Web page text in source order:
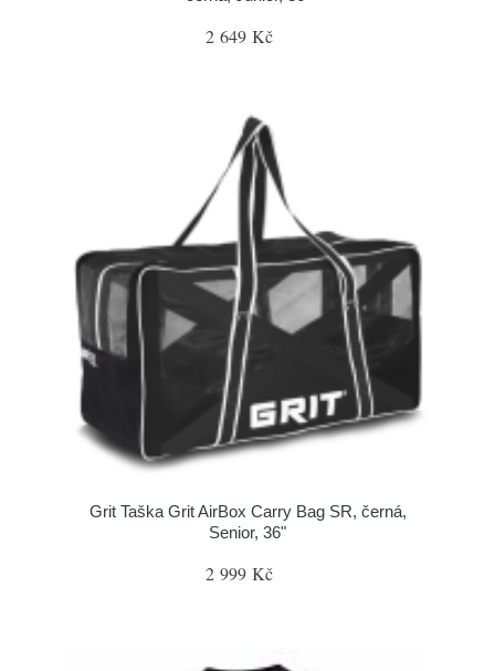
2 649 Kč
Grit Taška Grit AirBox Carry Bag SR, černá,
Senior, 36"
2 999 Kč